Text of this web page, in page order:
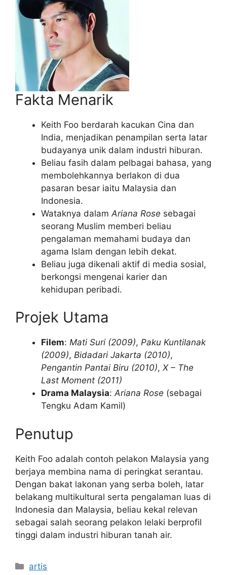
Fakta Menarik
Keith Foo berdarah kacukan Cina dan
India, menjadikan penampilan serta latar
budayanya unik dalam industri hiburan.
Beliau fasih dalam pelbagai bahasa, yang
membolehkannya berlakon di dua
pasaran besar iaitu Malaysia dan
Indonesia.
Wataknya dalam Ariana Rose sebagai
seorang Muslim memberi beliau
pengalaman memahami budaya dan
agama Islam dengan lebih dekat.
Beliau juga dikenali aktif di media sosial,
berkongsi mengenai karier dan
kehidupan peribadi.
Projek Utama
Filem: Mati Suri (2009), Paku Kuntilanak
(2009), Bidadari Jakarta (2010),
Pengantin Pantai Biru (2010), X – The
Last Moment (2011)
Drama Malaysia:Ariana Rose (sebagai
Tengku Adam Kamil)
Penutup
Keith Foo adalah contoh pelakon Malaysia yang
berjaya membina nama di peringkat serantau.
Dengan bakat lakonan yang serba boleh, latar
belakang multikultural serta pengalaman luas di
Indonesia dan Malaysia, beliau kekal relevan
sebagai salah seorang pelakon lelaki berprofil
tinggi dalam industri hiburan tanah air.
Categories
artis